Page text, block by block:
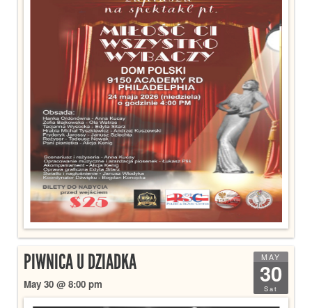
MAY
30
Sat
PIWNICA U DZIADKA
May 30 @ 8:00 pm